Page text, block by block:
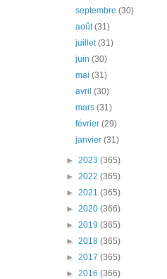
septembre(30)
août(31)
juillet(31)
juin(30)
mai(31)
avril(30)
mars(31)
février(29)
janvier(31)
► 2023 (365)
► 2022 (365)
► 2021 (365)
► 2020 (366)
► 2019 (365)
► 2018 (365)
► 2017 (365)
► 2016 (366)